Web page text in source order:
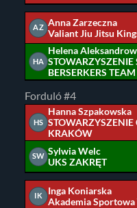
AZ Anna Zarzeczna
Valiant Jiu Jitsu
HA
Helena
BERSERKERS TEAM
Forduló #4
HS
Hanna Szpakowska
STOWARZYSZENIE
KRAKÓW
SW Sylwia Welc
UKS ZAKRĘT
IK
Inga Koniarska
Akademia Sportowa